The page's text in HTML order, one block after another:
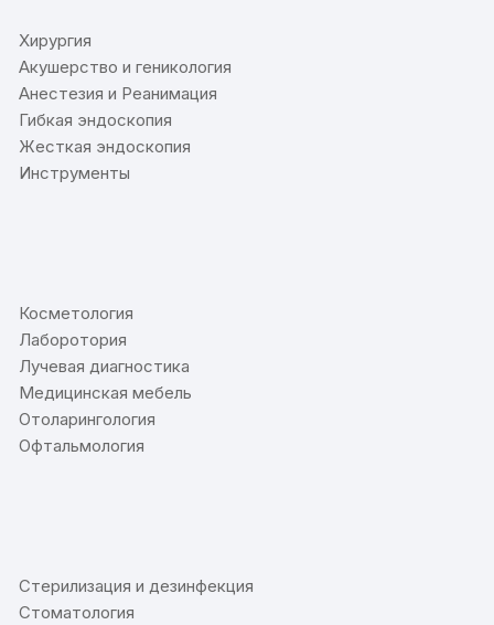
Хирургия
Акушерство и геникология
Анестезия и Реанимация
Гибкая эндоскопия
Жесткая эндоскопия
Инструменты
Косметология
Лаборотория
Лучевая диагностика
Медицинская мебель
Отоларингология
Офтальмология
Стерилизация и дезинфекция
Стоматология